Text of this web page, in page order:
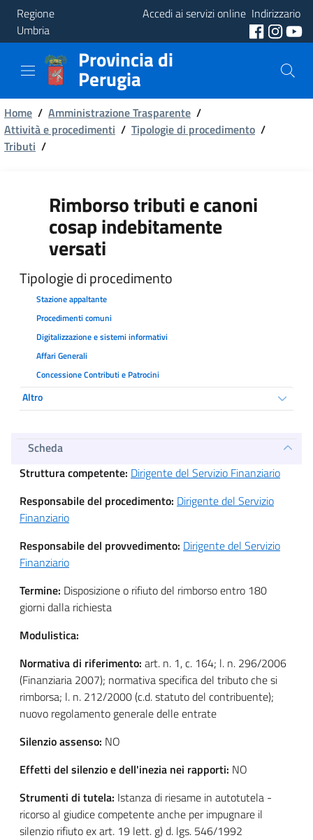
Regione
Umbria
Accedi ai servizi online Indirizzario
Provincia
Aree
Tematiche
Servizi
Provincia di
Perugia
Briciole
di
Home / Amministrazione Trasparente /
Attività e procedimenti / Tipologie di procedimento /
Tributi /
Rimborso tributi e canoni
cosap indebitamente
versati
Tipologie di procedimento
Stazione appaltante
Procedimenti comuni
Digitalizzazione e sistemi informativi
Affari Generali
Concessione Contributi e Patrocini
Altro
Scheda
Struttura competente: Dirigente del Servizio Finanziario
Responsabile del procedimento: Dirigente del Servizio
Finanziario
Responsabile del provvedimento: Dirigente del Servizio
Finanziario
Termine: Disposizione o rifiuto del rimborso entro 180
giorni dalla richiesta
Modulistica:
Normativa di riferimento: art. n. 1, c. 164; l. n. 296/2006
(Finanziaria 2007); normativa specifica del tributo che si
rimborsa; l. n. 212/2000 (c.d. statuto del contribuente);
nuovo regolamento generale delle entrate
Silenzio assenso: NO
Effetti del silenzio e dell'inezia nei rapporti: NO
Strumenti di tutela: Istanza di riesame in autotutela -
ricorso al giudice competente anche per impugnare il
silenzio rifiuto ex art. 19 lett. g) d. lgs. 546/1992